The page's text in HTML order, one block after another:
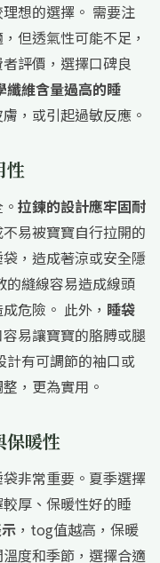
想的選擇。 需要注
但透氣性可能不足，
評價，選擇口碑良
纖維含量過高的睡
，或引起過敏反應。
性
拉鍊的設計應牢固耐
易被寶寶自行拉開的
，造成著涼或安全隱
的縫線容易造成線頭
危險。 此外， 睡袋
易讓寶寶的胳膊或腿
計有可調節的袖口或
，更為實用。
保暖性
非常重要。夏季選擇
厚、保暖性好的睡
，tog值越高，保暖
度和季節，選擇合適